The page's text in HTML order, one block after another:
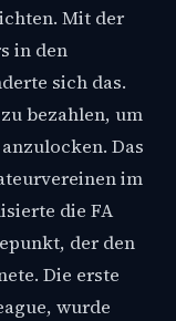
Mit der
in den
sich das.
bezahlen, um
Das
im
die FA
der den
Die erste
wurde